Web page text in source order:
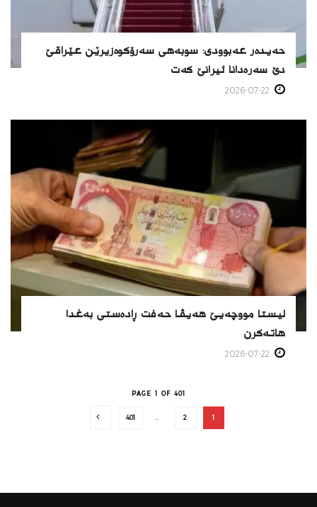
حەیدەر عەبوودی: سوبەهی سەرۆکوەزیرێن عێراقێ
دێ سەرەدانا ئیرانێ كەت
لیستا مووچه‌یێ هه‌یڤا حه‌فت ڕاده‌ستی به‌غدا
هاته‌كرن
PAGE 1 OF 401
1
2
…
401